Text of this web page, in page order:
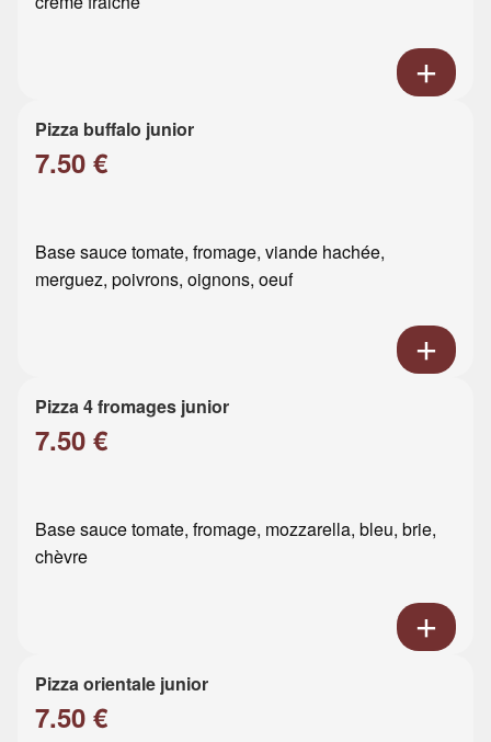
Pizza buffalo junior
7.50 €
Base sauce tomate, fromage, viande hachée,
merguez, poivrons, oignons, oeuf
Pizza 4 fromages junior
7.50 €
Base sauce tomate, fromage, mozzarella, bleu, brie,
chèvre
Pizza orientale junior
7.50 €